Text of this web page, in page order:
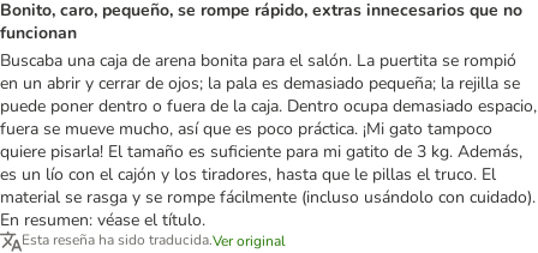
Bonito, caro, pequeño, se rompe rápido, extras innecesarios que no
funcionan
Buscaba una caja de arena bonita para el salón. La puertita se rompió
en un abrir y cerrar de ojos; la pala es demasiado pequeña; la rejilla se
puede poner dentro o fuera de la caja. Dentro ocupa demasiado espacio,
fuera se mueve mucho, así que es poco práctica. ¡Mi gato tampoco
quiere pisarla! El tamaño es suficiente para mi gatito de 3 kg. Además,
es un lío con el cajón y los tiradores, hasta que le pillas el truco. El
material se rasga y se rompe fácilmente (incluso usándolo con cuidado).
En resumen: véase el título.
Esta reseña ha sido traducida.Ver original